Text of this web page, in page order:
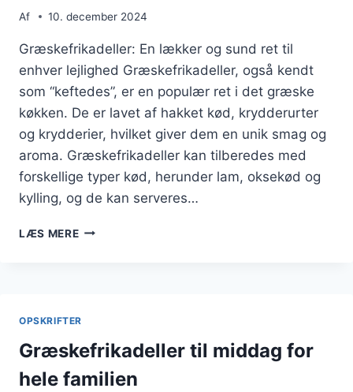
Af 10. december 2024
Græskefrikadeller: En lækker og sund ret til
enhver lejlighed Græskefrikadeller, også kendt
som “keftedes”, er en populær ret i det græske
køkken. De er lavet af hakket kød, krydderurter
og krydderier, hvilket giver dem en unik smag og
aroma. Græskefrikadeller kan tilberedes med
forskellige typer kød, herunder lam, oksekød og
kylling, og de kan serveres…
LÆS MEREGRÆSKEFRIKADELLER
OPSKRIFTER
Græskefrikadeller til middag for
hele familien